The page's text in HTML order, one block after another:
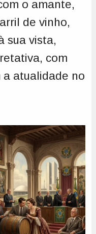
o amante,
de vinho,
sua vista,
com
atualidade no